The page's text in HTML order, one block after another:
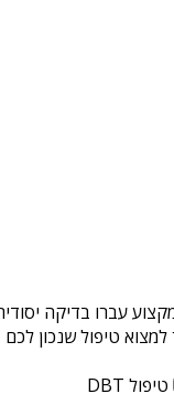
עברו בדיקה
טיפול שנכון
טיפול DBT